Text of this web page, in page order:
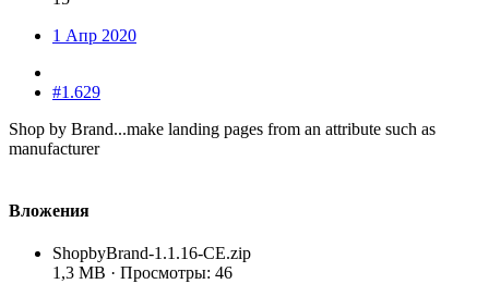
1 Апр 2020
#1.629
Shop by Brand...make landing pages from an attribute such as
manufacturer
Вложения
ShopbyBrand-1.1.16-CE.zip
1,3 MB · Просмотры: 46